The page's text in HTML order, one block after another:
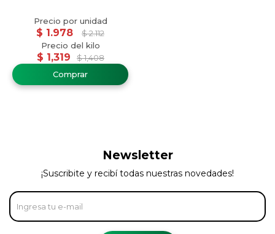
$ 1,319 $ 1,408
$ 1.978 $ 2.112
Newsletter
¡Suscribite y recibí todas nuestras novedades!